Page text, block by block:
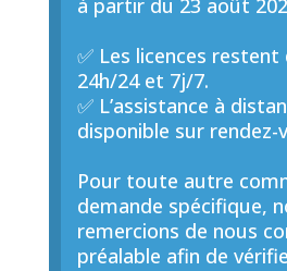
à partir du 23 août
✅ Les licences restent
24h/24 et 7j/7.
✅ L’assistance à
disponible sur rendez-
Pour toute autre
demande spécifique,
remercions de nous
préalable afin de